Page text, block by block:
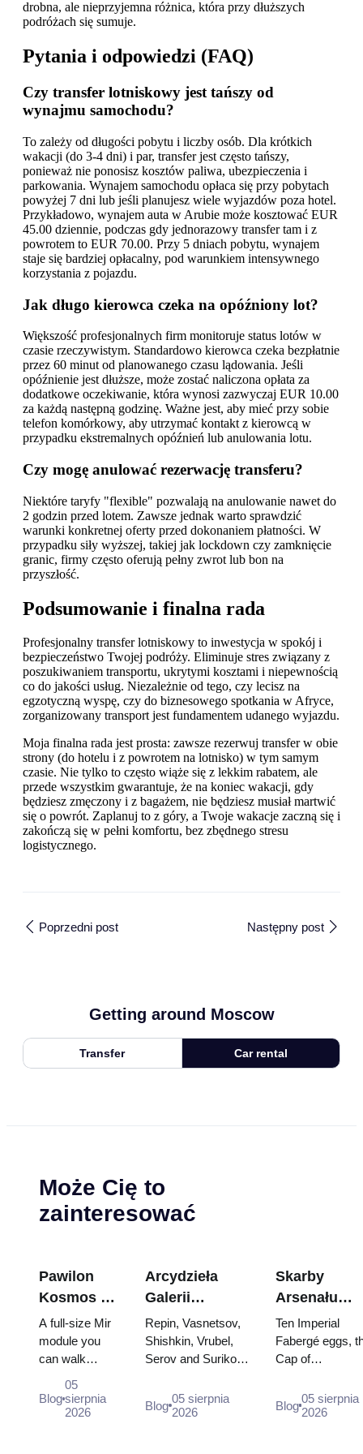
drobna, ale nieprzyjemna różnica, która przy dłuższych
podróżach się sumuje.
Pytania i odpowiedzi (FAQ)
Czy transfer lotniskowy jest tańszy od
wynajmu samochodu?
To zależy od długości pobytu i liczby osób. Dla krótkich
wakacji (do 3-4 dni) i par, transfer jest często tańszy,
ponieważ nie ponosisz kosztów paliwa, ubezpieczenia i
parkowania. Wynajem samochodu opłaca się przy pobytach
powyżej 7 dni lub jeśli planujesz wiele wyjazdów poza hotel.
Przykładowo, wynajem auta w Arubie może kosztować EUR
45.00 dziennie, podczas gdy jednorazowy transfer tam i z
powrotem to EUR 70.00. Przy 5 dniach pobytu, wynajem
staje się bardziej opłacalny, pod warunkiem intensywnego
korzystania z pojazdu.
Jak długo kierowca czeka na opóźniony lot?
Większość profesjonalnych firm monitoruje status lotów w
czasie rzeczywistym. Standardowo kierowca czeka bezpłatnie
przez 60 minut od planowanego czasu lądowania. Jeśli
opóźnienie jest dłuższe, może zostać naliczona opłata za
dodatkowe oczekiwanie, która wynosi zazwyczaj EUR 10.00
za każdą następną godzinę. Ważne jest, aby mieć przy sobie
telefon komórkowy, aby utrzymać kontakt z kierowcą w
przypadku ekstremalnych opóźnień lub anulowania lotu.
Czy mogę anulować rezerwację transferu?
Niektóre taryfy "flexible" pozwalają na anulowanie nawet do
2 godzin przed lotem. Zawsze jednak warto sprawdzić
warunki konkretnej oferty przed dokonaniem płatności. W
przypadku siły wyższej, takiej jak lockdown czy zamknięcie
granic, firmy często oferują pełny zwrot lub bon na
przyszłość.
Podsumowanie i finalna rada
Profesjonalny transfer lotniskowy to inwestycja w spokój i
bezpieczeństwo Twojej podróży. Eliminuje stres związany z
poszukiwaniem transportu, ukrytymi kosztami i niepewnością
co do jakości usług. Niezależnie od tego, czy lecisz na
egzotyczną wyspę, czy do biznesowego spotkania w Afryce,
zorganizowany transport jest fundamentem udanego wyjazdu.
Moja finalna rada jest prosta: zawsze rezerwuj transfer w obie
strony (do hotelu i z powrotem na lotnisko) w tym samym
czasie. Nie tylko to często wiąże się z lekkim rabatem, ale
przede wszystkim gwarantuje, że na koniec wakacji, gdy
będziesz zmęczony i z bagażem, nie będziesz musiał martwić
się o powrót. Zaplanuj to z góry, a Twoje wakacje zaczną się i
zakończą się w pełni komfortu, bez zbędnego stresu
logistycznego.
Poprzedni post Następny post
Getting around Moscow
Transfer Car rental
Może Cię to
zainteresować
Pawilon
Kosmos na
WDNCh:
Wewnątrz
największej
rosyjskiej
wystawy
A full-size Mir
module you
can walk
Energia–Buran
model,
Blog
05
sierpnia
2026
Arcydzieła
Galerii
Tretiakowskiej:
Obrazy, dla
których warto
wizytę
Repin, Vasnetsov,
Shishkin, Vrubel,
Serov and Surikov
stop people, where
they hang, and why
Blog 05 sierpnia
2026
Skarby
Arsenału
Kremla:
Fabergé,
trony i szaty
Ten Imperial
Fabergé eggs,
Cap of
double throne of
two boy tsars
Blog05 sierpnia
2026